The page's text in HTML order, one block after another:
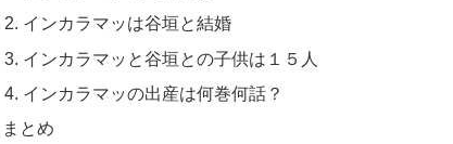
インカラマッは谷垣と結婚
インカラマッと谷垣との子供は１５人
インカラマッの出産は何巻何話？
まとめ